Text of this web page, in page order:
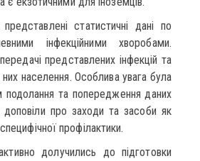
статистичні дані по
інфекційними хворобами.
представлених інфекцій та
них населення. Особлива увага була
подолання та попередження даних
доповіли про заходи та засоби як
профілактики.
долучились до підготовки